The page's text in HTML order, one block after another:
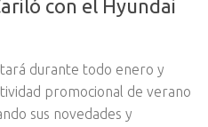
con el Hyundai
durante todo enero y
promocional de verano
sus novedades y